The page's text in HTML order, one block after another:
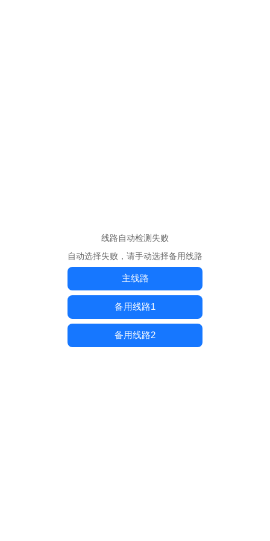
线路自动检测失败
自动选择失败，请手动选择备用线路
主线路
备用线路1
备用线路2